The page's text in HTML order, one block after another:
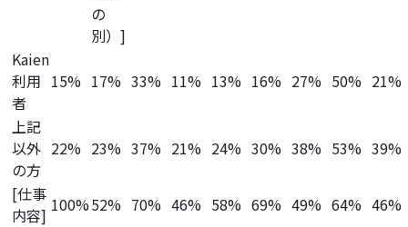
の
別）]
Kaien
利用
者
15% 17% 33% 11% 13% 16% 27% 50% 21%
上記
以外
の方
22% 23% 37% 21% 24% 30% 38% 53% 39%
[仕事
内容] 100%52% 70% 46% 58% 69% 49% 64% 46%